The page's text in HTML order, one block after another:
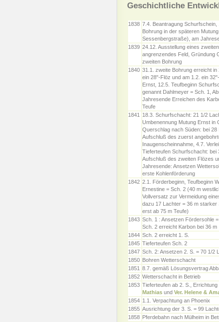
Geschichtliche
1838 7.4. Beantragung Schurfschein,
Bohrung in der späteren
Sessenbergstraße), am
1839 24.12. Ausstellung eines
angrenzendes Feld, Gründung
zweiten Bohrung
1840 31.1. zweite Bohrung erreicht
ein 28"-Flöz und am 1.2. ein
Ernst, 12.5. Teufbeginn
genannt Dahlmeyer = Sch. 1,
Jahresende Erreichen des
Teufe
1841
18.3. Schurfschacht: 21 1/2
Umbenennung Mutung Ernst in
Querschlag nach Süden: bei
Aufschluß des zuerst
Inaugenscheinnahme, 4.7.
Tieferteufen Schurfschacht: bei
Aufschluß des zweiten Flözes
Jahresende: Ansetzen
erste Kohlenförderung
1842 2.1. Förderbeginn, Teufbeginn
Ernestine = Sch. 2 (40 m
Vollversatz zur Vermeidung
dazu 17 Lachter = 36 m starker
erst ab 75 m Teufe)
1843 Sch. 1 : Ansetzen Fördersohle
Sch. 2 erreicht Karbon bei 36 m
1844 Sch. 2 erreicht 1. S.
1845 Tieferteufen Sch. 2
1847 Sch. 2: Ansetzen 2. S. = 70 1/2
1850 Bohren Wetterschacht
1851 8.7. gemäß Lösungsvertrag
1852 Wetterschacht in Betrieb
1853 Tieferteufen ab 2. S.,
Mathias und Ver. Helene &
1854 1.1. Verpachtung an Phoenix
1855 Ausrichtung der 3. S. = 99
1858 Pferdebahn nach Mülheim in